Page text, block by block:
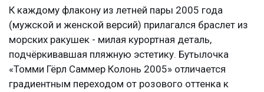
К каждому флакону из летней пары 2005 года
(мужской и женской версий) прилагался браслет из
морских ракушек - милая курортная деталь,
подчёркивавшая пляжную эстетику. Бутылочка
«Томми Гёрл Саммер Колонь 2005» отличается
градиентным переходом от розового оттенка к